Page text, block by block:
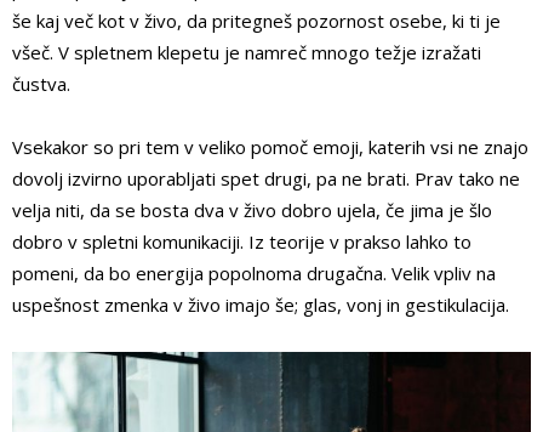
še kaj več kot v živo, da pritegneš pozornost osebe, ki ti je
všeč. V spletnem klepetu je namreč mnogo težje izražati
čustva.
Vsekakor so pri tem v veliko pomoč emoji, katerih vsi ne znajo
dovolj izvirno uporabljati spet drugi, pa ne brati. Prav tako ne
velja niti, da se bosta dva v živo dobro ujela, če jima je šlo
dobro v spletni komunikaciji. Iz teorije v prakso lahko to
pomeni, da bo energija popolnoma drugačna. Velik vpliv na
uspešnost zmenka v živo imajo še; glas, vonj in gestikulacija.